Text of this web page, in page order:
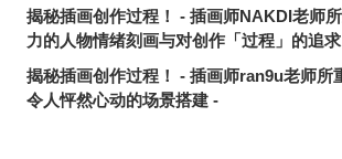
揭秘插画创作过程！ - 插画师NAKDI老师
力的人物情绪刻画与对创作「过程」的追
揭秘插画创作过程！ - 插画师ran9u老师所
令人怦然心动的场景搭建 -